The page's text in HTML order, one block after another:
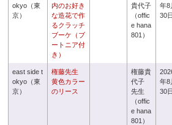
okyo（東
京）
内のお好き
な造花で作
るクラッチ
ブーケ（ブ
ートニア付
き）
貴代子
（offic
e hana
801）
年8
30日
east side t
okyo（東
京）
権藤先生
黄色カラー
のリース
権藤貴
代子
先生
（offic
e hana
801）
年8
30日